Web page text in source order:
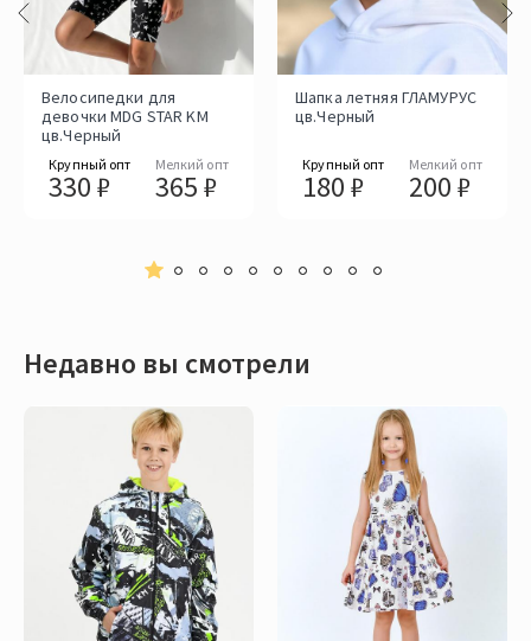
Велосипедки для
девочки MDG STAR KM
цв.Черный
Крупный опт
330 ₽
Мелкий опт
365 ₽
Шапка летняя ГЛАМУРУС
цв.Черный
Крупный опт
180 ₽
Мелкий опт
200 ₽
Недавно вы смотрели